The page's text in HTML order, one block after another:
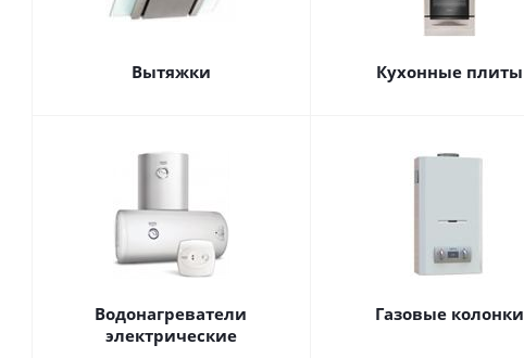
Вытяжки Кухонные плиты
Водонагреватели
электрические
Газовые колонки